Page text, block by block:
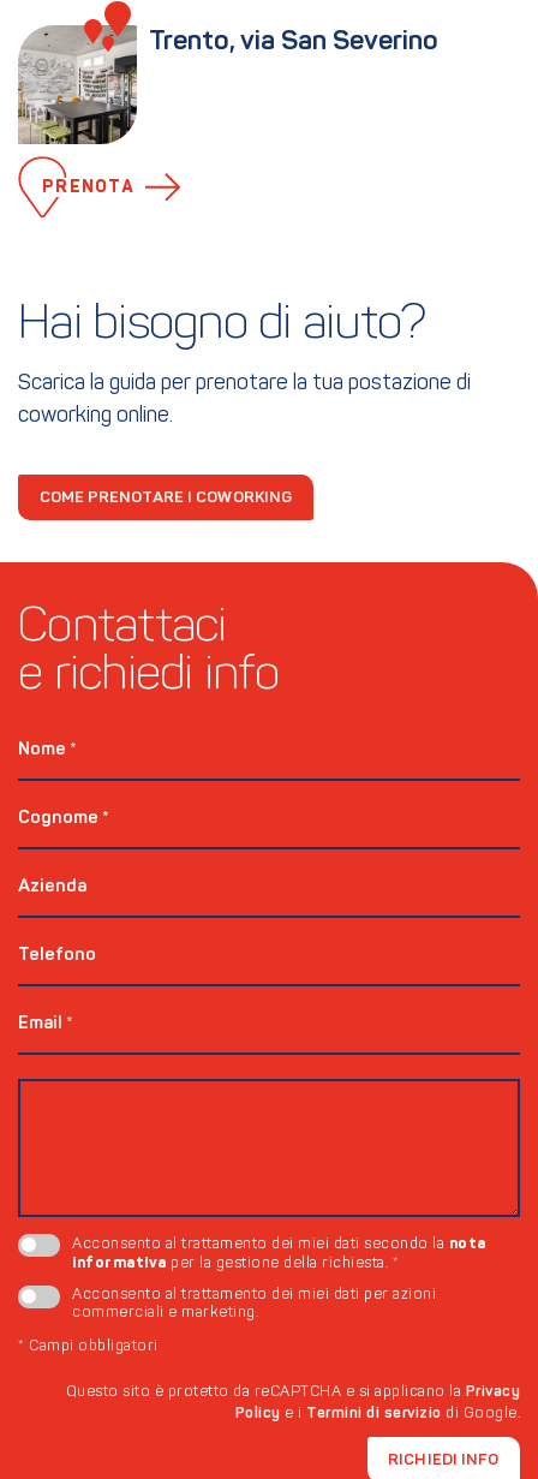
Trento, via San Severino
PRENOTA
Hai bisogno di aiuto?
Scarica la guida per prenotare la tua postazione di
coworking online.
COME PRENOTARE I COWORKING
Contattaci
e richiedi info
Nome *
Cognome *
Azienda
Telefono
Email *
Acconsento al trattamento dei miei dati secondo la nota
informativa per la gestione della richiesta. *
Acconsento al trattamento dei miei dati per azioni
commerciali e marketing.
* Campi obbligatori
Questo sito è protetto da reCAPTCHA e si applicano la Privacy
Policy e i Termini di servizio di Google.
RICHIEDI INFO